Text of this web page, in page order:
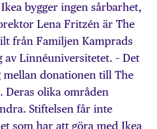
bygger ingen sårbarhet,
Lena Fritzén är The
från Familjen Kamprads
Linnéuniversitetet. – Det
donationen till The
Deras olika områden
Stiftelsen får inte
som har att göra med Ikea